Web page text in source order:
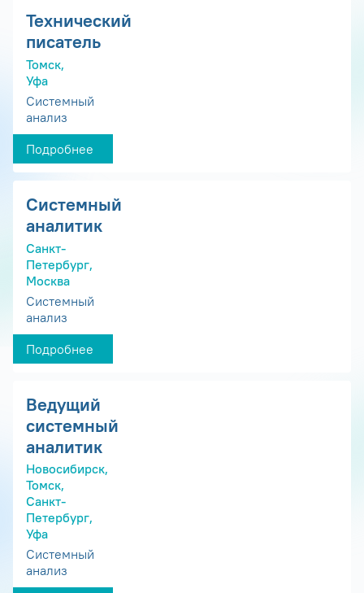
Технический
писатель
Томск,
Уфа
Системный
анализ
Подробнее
Системный
аналитик
Санкт-
Петербург,
Москва
Системный
анализ
Подробнее
Ведущий
системный
аналитик
Новосибирск,
Томск,
Санкт-
Петербург,
Уфа
Системный
анализ